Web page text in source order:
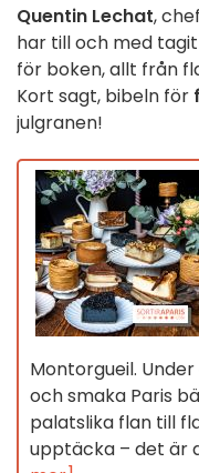
Quentin Lechat,
har till och med
för boken, allt från
Kort sagt, bibeln för
julgranen!
Montorgueil.
och smaka Paris
palatslika flan till
upptäcka – det är